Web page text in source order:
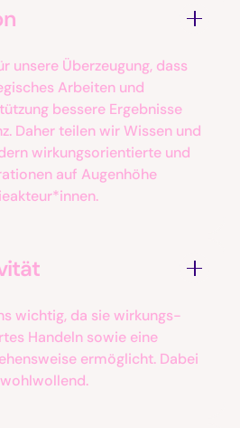
unsere Überzeugung, dass
Arbeiten und
bessere Ergebnisse
Daher teilen wir Wissen und
wirkungsorientierte und
auf Augenhöhe
wichtig, da sie wirkungs-
Handeln sowie eine
ermöglicht. Dabei